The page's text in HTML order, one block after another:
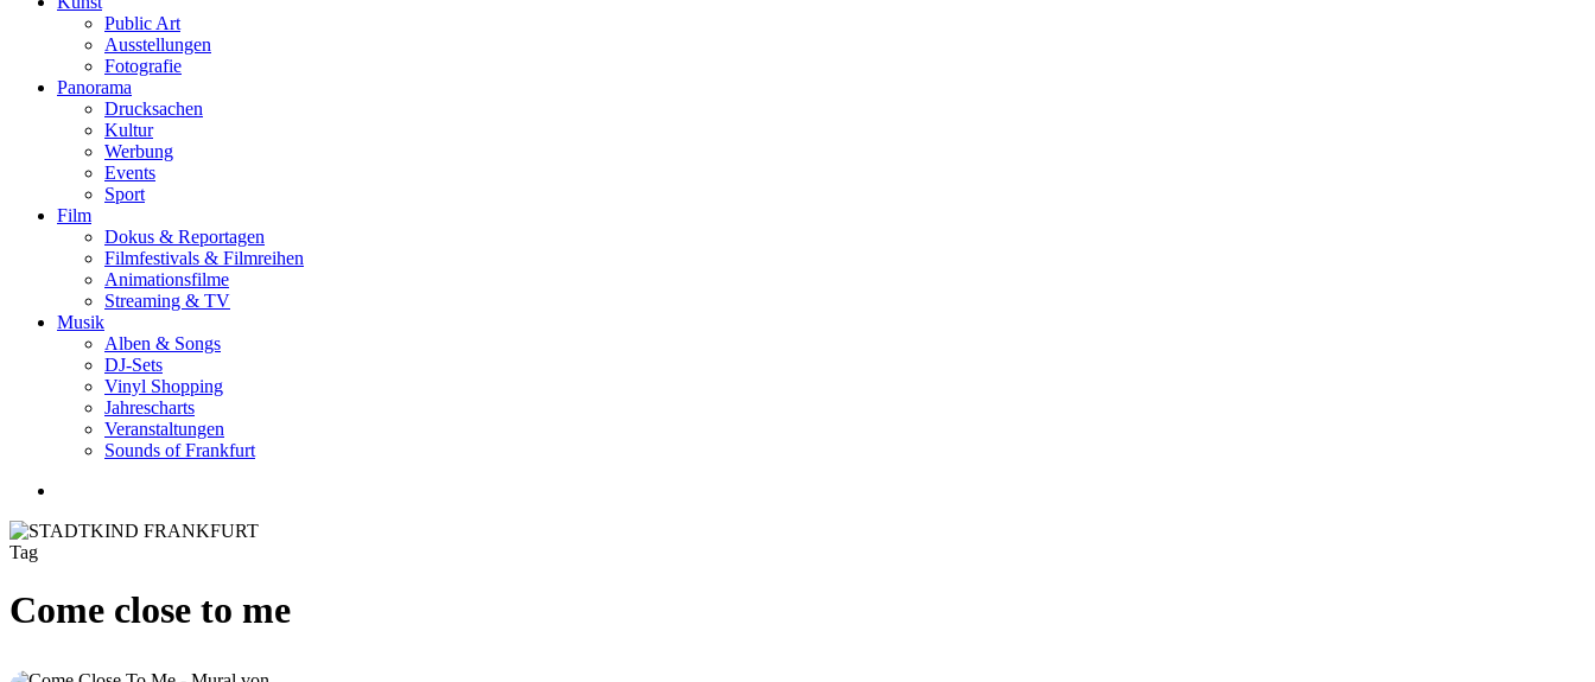
Public Art
Ausstellungen
Fotografie
Panorama
Drucksachen
Kultur
Werbung
Events
Sport
Film
Dokus & Reportagen
Filmfestivals & Filmreihen
Animationsfilme
Streaming & TV
Musik
Alben & Songs
DJ-Sets
Vinyl Shopping
Jahrescharts
Veranstaltungen
Sounds of Frankfurt
Tag
Come close to me